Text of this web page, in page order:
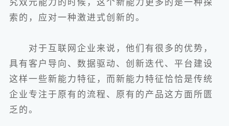
究双元能力的时候，这个新能力更多的是一种探
索的，应对一种激进式创新的。
对于互联网企业来说，他们有很多的优势，
具有客户导向、数据驱动、创新迭代、平台建设
这样一些新能力特征，而新能力特征恰恰是传统
企业专注于原有的流程、原有的产品这方面所匮
乏的。